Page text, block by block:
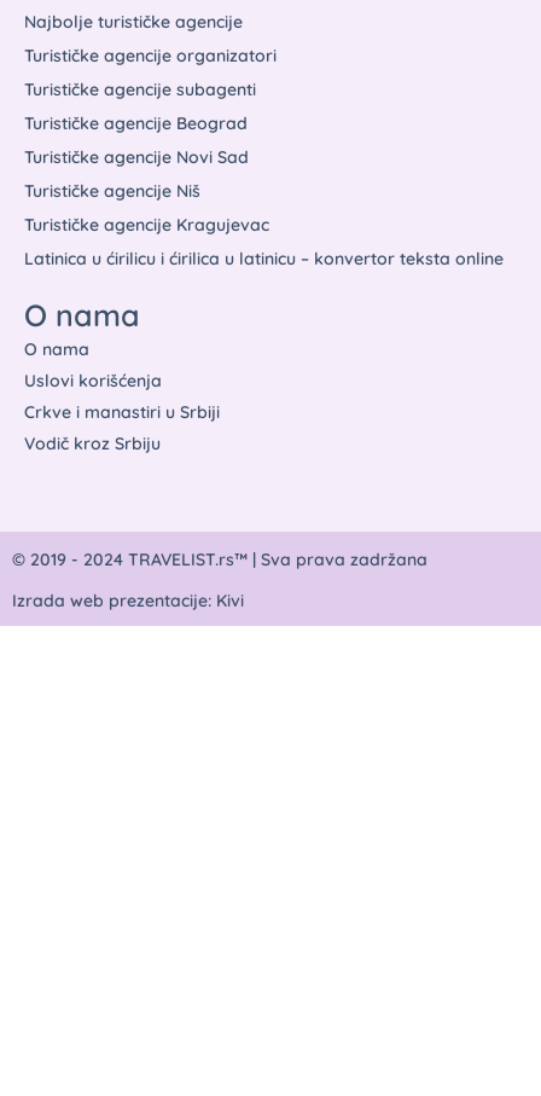
Najbolje turističke agencije
Turističke agencije organizatori
Turističke agencije subagenti
Turističke agencije Beograd
Turističke agencije Novi Sad
Turističke agencije Niš
Turističke agencije Kragujevac
Latinica u ćirilicu i ćirilica u latinicu – konvertor teksta online
O nama
O nama
Uslovi korišćenja
Crkve i manastiri u Srbiji
Vodič kroz Srbiju
© 2019 - 2024 TRAVELIST.rs™ | Sva prava zadržana
Izrada web prezentacije: Kivi